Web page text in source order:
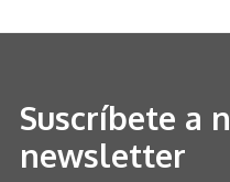
Suscríbete a
newsletter